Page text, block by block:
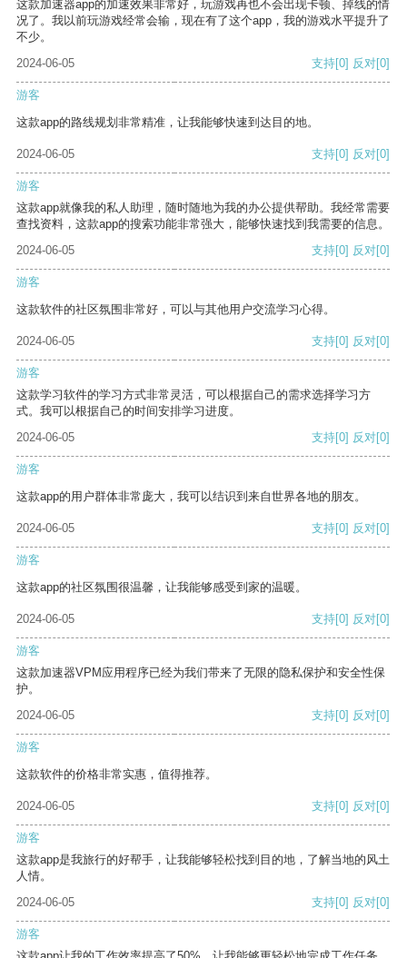
这款加速器app的加速效果非常好，玩游戏再也不会出现卡顿、掉线的情
况了。我以前玩游戏经常会输，现在有了这个app，我的游戏水平提升了
不少。
2024-06-05
支持[0] 反对[0]
游客
这款app的路线规划非常精准，让我能够快速到达目的地。
2024-06-05 支持[0] 反对[0]
游客
这款app就像我的私人助理，随时随地为我的办公提供帮助。我经常需要
查找资料，这款app的搜索功能非常强大，能够快速找到我需要的信息。
2024-06-05
支持[0] 反对[0]
游客
这款软件的社区氛围非常好，可以与其他用户交流学习心得。
2024-06-05 支持[0] 反对[0]
游客
这款学习软件的学习方式非常灵活，可以根据自己的需求选择学习方
式。我可以根据自己的时间安排学习进度。
2024-06-05
支持[0] 反对[0]
游客
这款app的用户群体非常庞大，我可以结识到来自世界各地的朋友。
2024-06-05 支持[0] 反对[0]
游客
这款app的社区氛围很温馨，让我能够感受到家的温暖。
2024-06-05 支持[0] 反对[0]
游客
这款加速器VPM应用程序已经为我们带来了无限的隐私保护和安全性保
护。
2024-06-05
支持[0] 反对[0]
游客
这款软件的价格非常实惠，值得推荐。
2024-06-05 支持[0] 反对[0]
游客
这款app是我旅行的好帮手，让我能够轻松找到目的地，了解当地的风土
人情。
2024-06-05
支持[0] 反对[0]
游客